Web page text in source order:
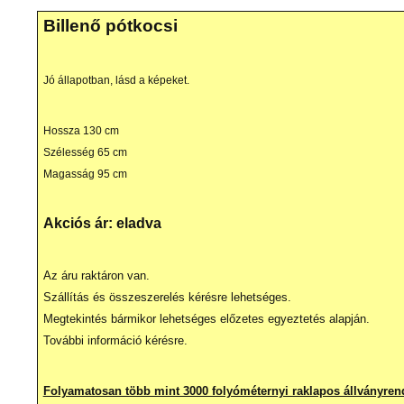
Billenő pótkocsi
Jó állapotban, lásd a képeket.
Hossza 130 cm
Szélesség 65 cm
Magasság 95 cm
Akciós ár: eladva
Az áru raktáron van.
Szállítás és összeszerelés kérésre lehetséges.
Megtekintés bármikor lehetséges előzetes egyeztetés alapján.
További információ kérésre.
Folyamatosan több mint 3000 folyóméternyi raklapos